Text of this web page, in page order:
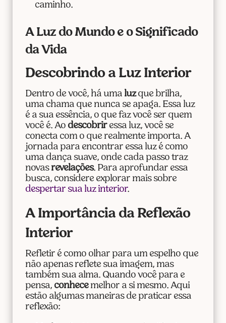
caminho.
A Luz do Mundo e o Significado
da Vida
Descobrindo a Luz Interior
Dentro de você, há uma luzque brilha,
uma chama que nunca se apaga. Essa luz
é a sua essência, o que faz você ser quem
você é. Ao descobriressa luz, você se
conecta com o que realmente importa. A
jornada para encontrar essa luz é como
uma dança suave, onde cada passo traz
novas revelações. Para aprofundar essa
busca, considere explorar mais sobre
despertar sua luz interior.
A Importância da Reflexão
Interior
Refletir é como olhar para um espelho que
não apenas reflete sua imagem, mas
também sua alma. Quando você para e
pensa, conhecemelhor a si mesmo. Aqui
estão algumas maneiras de praticar essa
reflexão: